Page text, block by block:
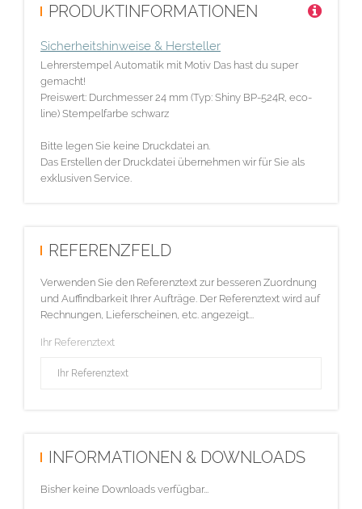
PRODUKTINFORMATIONEN
Sicherheitshinweise & Hersteller
Lehrerstempel Automatik mit Motiv Das hast du super
gemacht!
Preiswert: Durchmesser 24 mm (Typ: Shiny BP-524R, eco-
line) Stempelfarbe schwarz
Bitte legen Sie keine Druckdatei an.
Das Erstellen der Druckdatei übernehmen wir für Sie als
exklusiven Service.
REFERENZFELD
Verwenden Sie den Referenztext zur besseren Zuordnung
und Auffindbarkeit Ihrer Aufträge. Der Referenztext wird auf
Rechnungen, Lieferscheinen, etc. angezeigt...
Ihr Referenztext
INFORMATIONEN & DOWNLOADS
Bisher keine Downloads verfügbar...